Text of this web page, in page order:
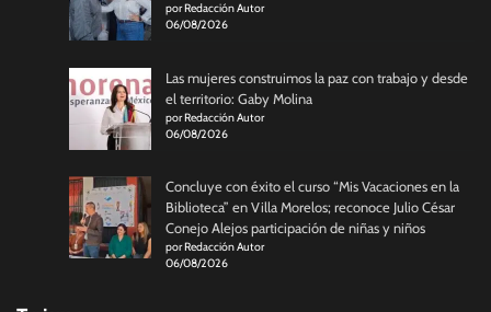
por Redacción Autor
06/08/2026
Las mujeres construimos la paz con trabajo y desde
el territorio: Gaby Molina
por Redacción Autor
06/08/2026
Concluye con éxito el curso “Mis Vacaciones en la
Biblioteca” en Villa Morelos; reconoce Julio César
Conejo Alejos participación de niñas y niños
por Redacción Autor
06/08/2026